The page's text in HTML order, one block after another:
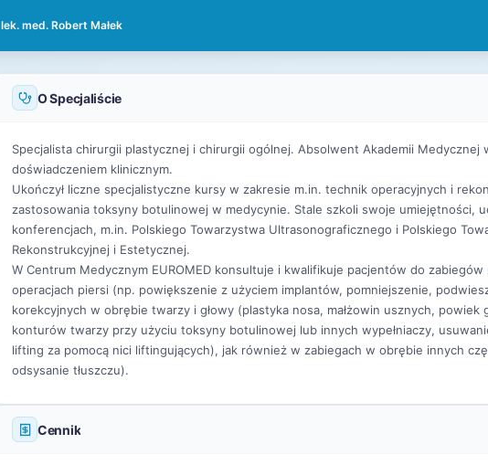
lek. med. Robert Małek
O Specjaliście
Specjalista chirurgii plastycznej i chirurgii ogólnej. Absolwent Akademii Medycznej
doświadczeniem klinicznym.
Ukończył liczne specjalistyczne kursy w zakresie m.in. technik operacyjnych i
zastosowania toksyny botulinowej w medycynie. Stale szkoli swoje umiejętności,
konferencjach, m.in. Polskiego Towarzystwa Ultrasonograficznego i Polskiego
Rekonstrukcyjnej i Estetycznej.
W Centrum Medycznym EUROMED konsultuje i kwalifikuje pacjentów do
operacjach piersi (np. powiększenie z użyciem implantów, pomniejszenie,
korekcyjnych w obrębie twarzy i głowy (plastyka nosa, małżowin usznych,
konturów twarzy przy użyciu toksyny botulinowej lub innych wypełniaczy,
lifting za pomocą nici liftingujących), jak również w zabiegach w obrębie innych
odsysanie tłuszczu).
Cennik